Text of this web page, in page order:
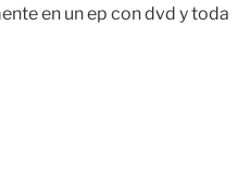
en un ep con dvd y toda